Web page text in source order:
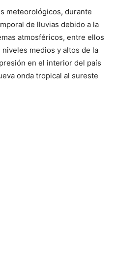
meteorológicos, durante
de lluvias debido a la
atmosféricos, entre ellos
medios y altos de la
en el interior del país
onda tropical al sureste